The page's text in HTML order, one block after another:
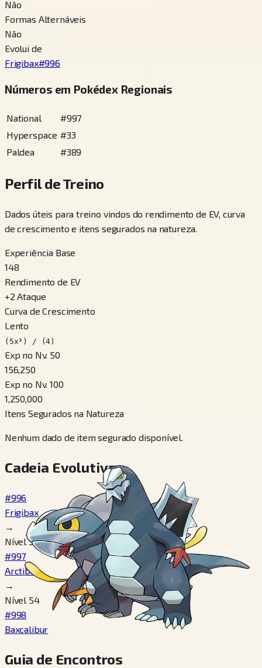
Não
Formas Alternáveis
Não
Evolui de
Frigibax#996
Números em Pokédex Regionais
National #997
Hyperspace #33
Paldea
#389
Perfil de Treino
Dados úteis para treino vindos do rendimento de EV, curva
de crescimento e itens segurados na natureza.
Experiência Base
148
Rendimento de EV
+2 Ataque
Curva de Crescimento
Lento
(5x³) / (4)
Exp no Nv. 50
156,250
Exp no Nv. 100
1,250,000
Itens Segurados na Natureza
Nenhum dado de item segurado disponível.
Cadeia Evolutiva
#996
Frigibax
→
Nível 35
#997
Arctibax
→
Nível 54
#998
Baxcalibur
Guia de Encontros